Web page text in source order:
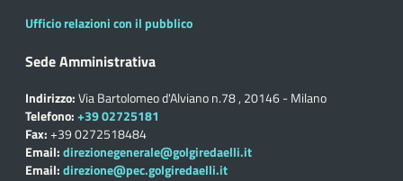
Ufficio relazioni con il pubblico
Sede Amministrativa
Indirizzo:Via Bartolomeo d'Alviano n.78 , 20146 - Milano
Telefono:+39 02725181
Fax:+39 0272518484
Email:direzionegenerale@golgiredaelli.it
Email:direzione@pec.golgiredaelli.it